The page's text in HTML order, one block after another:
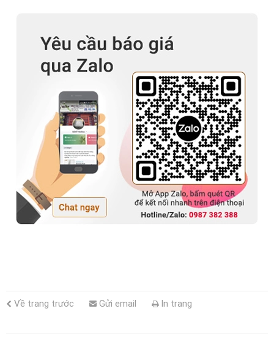
Về trang trước Gửi email In trang